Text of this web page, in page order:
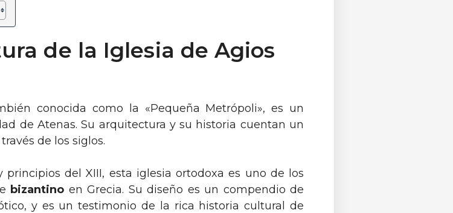
de la Iglesia de Agios
conocida como la «Pequeña Metrópoli», es un
de Atenas. Su arquitectura y su historia cuentan un
de los siglos.
del XIII, esta iglesia ortodoxa es uno de los
bizantino en Grecia. Su diseño es un compendio de
y es un testimonio de la rica historia cultural de